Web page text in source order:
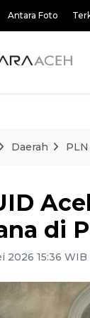
Antara Foto
Daerah
di
2026 15:36 WIB